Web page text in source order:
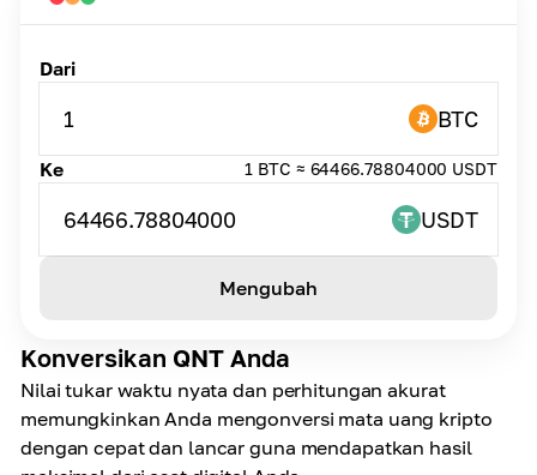
Konversikan QNT Anda
Nilai tukar waktu nyata dan perhitungan akurat
memungkinkan Anda mengonversi mata uang kripto
dengan cepat dan lancar guna mendapatkan hasil
Dari
1 BTC
Ke 1 BTC ≈ 64466.78804000 USDT
64466.78804000 USDT
Mengubah